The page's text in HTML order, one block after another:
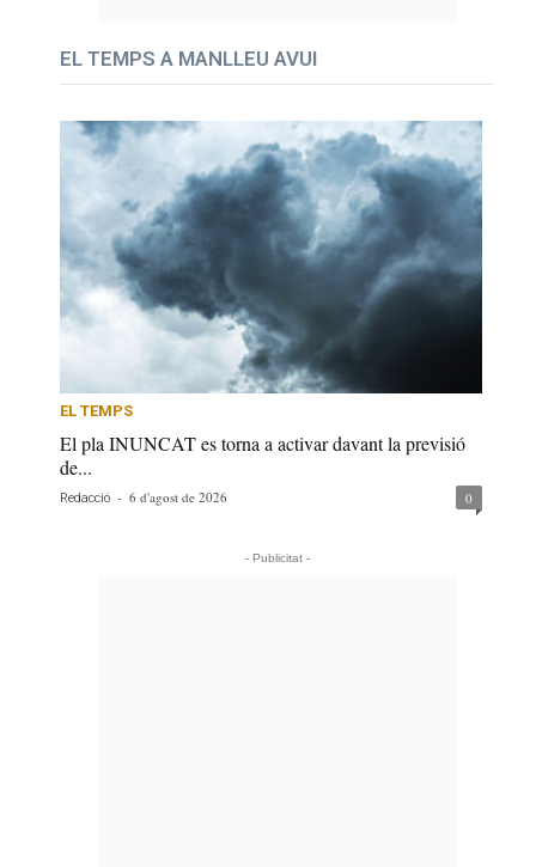
EL TEMPS A MANLLEU AVUI
EL TEMPS
El pla INUNCAT es torna a activar davant la previsió
de...
Redacció - 6 d'agost de 2026 0
- Publicitat -